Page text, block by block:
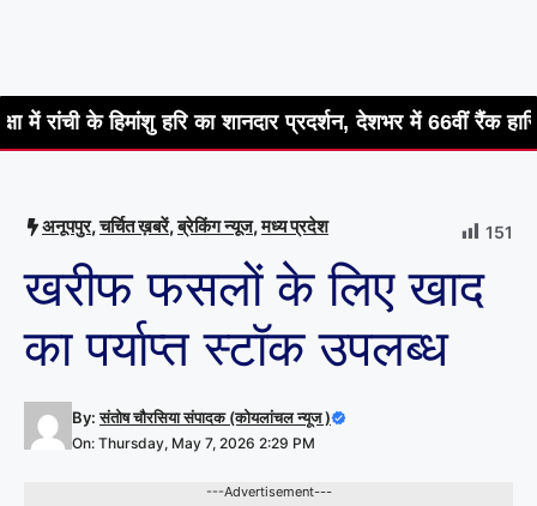
हरि का शानदार प्रदर्शन, देशभर में 66वीं रैंक हासिल हीरो
अनूपपुर,चर्चित ख़बरें,ब्रेकिंग न्यूज,मध्य प्रदेश 151
खरीफ फसलों के लिए खाद
का पर्याप्त स्टॉक उपलब्ध
By:संतोष चौरसिया संपादक (कोयलांचल न्यूज )
On: Thursday, May 7, 2026 2:29 PM
---Advertisement---